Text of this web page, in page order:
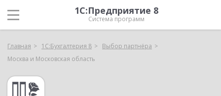
1С:Предприятие 8
Система программ
Главная 1С:Бухгалтерия 8
Выбор партнёра
Москва и Московская область